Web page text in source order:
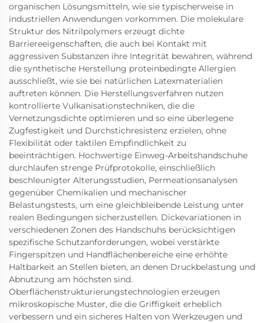
organischen Lösungsmitteln, wie sie typischerweise in
industriellen Anwendungen vorkommen. Die molekulare
Struktur des Nitrilpolymers erzeugt dichte
Barriereeigenschaften, die auch bei Kontakt mit
aggressiven Substanzen ihre Integrität bewahren, während
die synthetische Herstellung proteinbedingte Allergien
ausschließt, wie sie bei natürlichen Latexmaterialien
auftreten können. Die Herstellungsverfahren nutzen
kontrollierte Vulkanisationstechniken, die die
Vernetzungsdichte optimieren und so eine überlegene
Zugfestigkeit und Durchstichresistenz erzielen, ohne
Flexibilität oder taktilen Empfindlichkeit zu
beeinträchtigen. Hochwertige Einweg-Arbeitshandschuhe
durchlaufen strenge Prüfprotokolle, einschließlich
beschleunigter Alterungsstudien, Permeationsanalysen
gegenüber Chemikalien und mechanischer
Belastungstests, um eine gleichbleibende Leistung unter
realen Bedingungen sicherzustellen. Dickevariationen in
verschiedenen Zonen des Handschuhs berücksichtigen
spezifische Schutzanforderungen, wobei verstärkte
Fingerspitzen und Handflächenbereiche eine erhöhte
Haltbarkeit an Stellen bieten, an denen Druckbelastung und
Abnutzung am höchsten sind.
Oberflächenstrukturierungstechnologien erzeugen
mikroskopische Muster, die die Griffigkeit erheblich
verbessern und ein sicheres Halten von Werkzeugen und